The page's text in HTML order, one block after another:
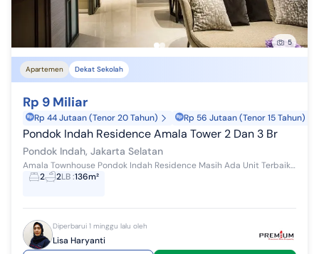
5
Apartemen Dekat Sekolah
Rp 9 Miliar
Rp 44 Jutaan (Tenor 20 Tahun) Rp 56 Jutaan (Tenor 15 Tahun)
Pondok Indah Residence Amala Tower 2 Dan 3 Br
Pondok Indah, Jakarta Selatan
Amala Townhouse Pondok Indah Residence Masih Ada Unit Terbaik Townhouse Exclusive di Pondok Indah ! Punya rumah di Pondok Indah bukan impian lagi....
2
2LB:136m²
Diperbarui 1 minggu lalu oleh
Lisa Haryanti